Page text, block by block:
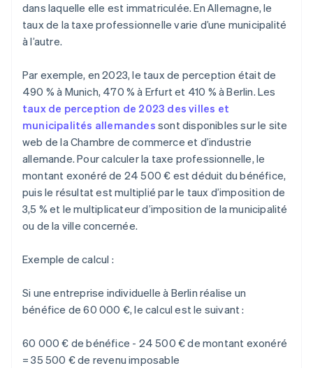
dans laquelle elle est immatriculée. En Allemagne, le
taux de la taxe professionnelle varie d’une municipalité
à l’autre.
Par exemple, en 2023, le taux de perception était de
490 % à Munich, 470 % à Erfurt et 410 % à Berlin. Les
taux de perception de 2023 des villes et
municipalités allemandes sont disponibles sur le site
web de la Chambre de commerce et d’industrie
allemande. Pour calculer la taxe professionnelle, le
montant exonéré de 24 500 € est déduit du bénéfice,
puis le résultat est multiplié par le taux d’imposition de
3,5 % et le multiplicateur d’imposition de la municipalité
ou de la ville concernée.
Exemple de calcul :
Si une entreprise individuelle à Berlin réalise un
bénéfice de 60 000 €, le calcul est le suivant :
60 000 € de bénéfice - 24 500 € de montant exonéré
= 35 500 € de revenu imposable